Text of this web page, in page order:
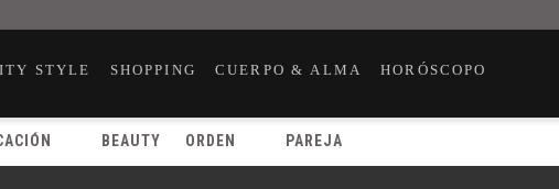
STYLE SHOPPING CUERPO & ALMA HORÓSCOPO
BEAUTY ORDEN PAREJA